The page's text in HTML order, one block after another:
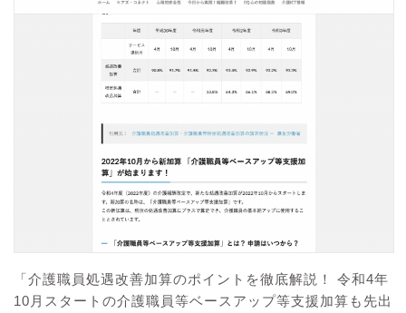
「介護職員処遇改善加算のポイントを徹底解説！ 令和4年
10月スタートの介護職員等ベースアップ等支援加算も先出